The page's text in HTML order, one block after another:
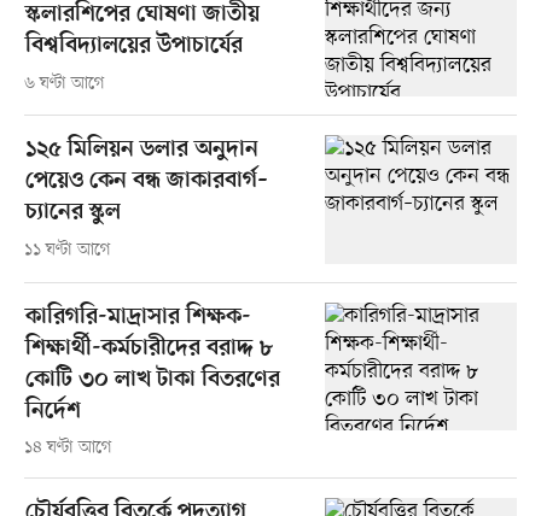
স্কলারশিপের ঘোষণা জাতীয়
বিশ্ববিদ্যালয়ের উপাচার্যের
৬ ঘণ্টা আগে
১২৫ মিলিয়ন ডলার অনুদান
পেয়েও কেন বন্ধ জাকারবার্গ–
চ্যানের স্কুল
১১ ঘণ্টা আগে
কারিগরি-মাদ্রাসার শিক্ষক-
শিক্ষার্থী-কর্মচারীদের বরাদ্দ ৮
কোটি ৩০ লাখ টাকা বিতরণের
নির্দেশ
১৪ ঘণ্টা আগে